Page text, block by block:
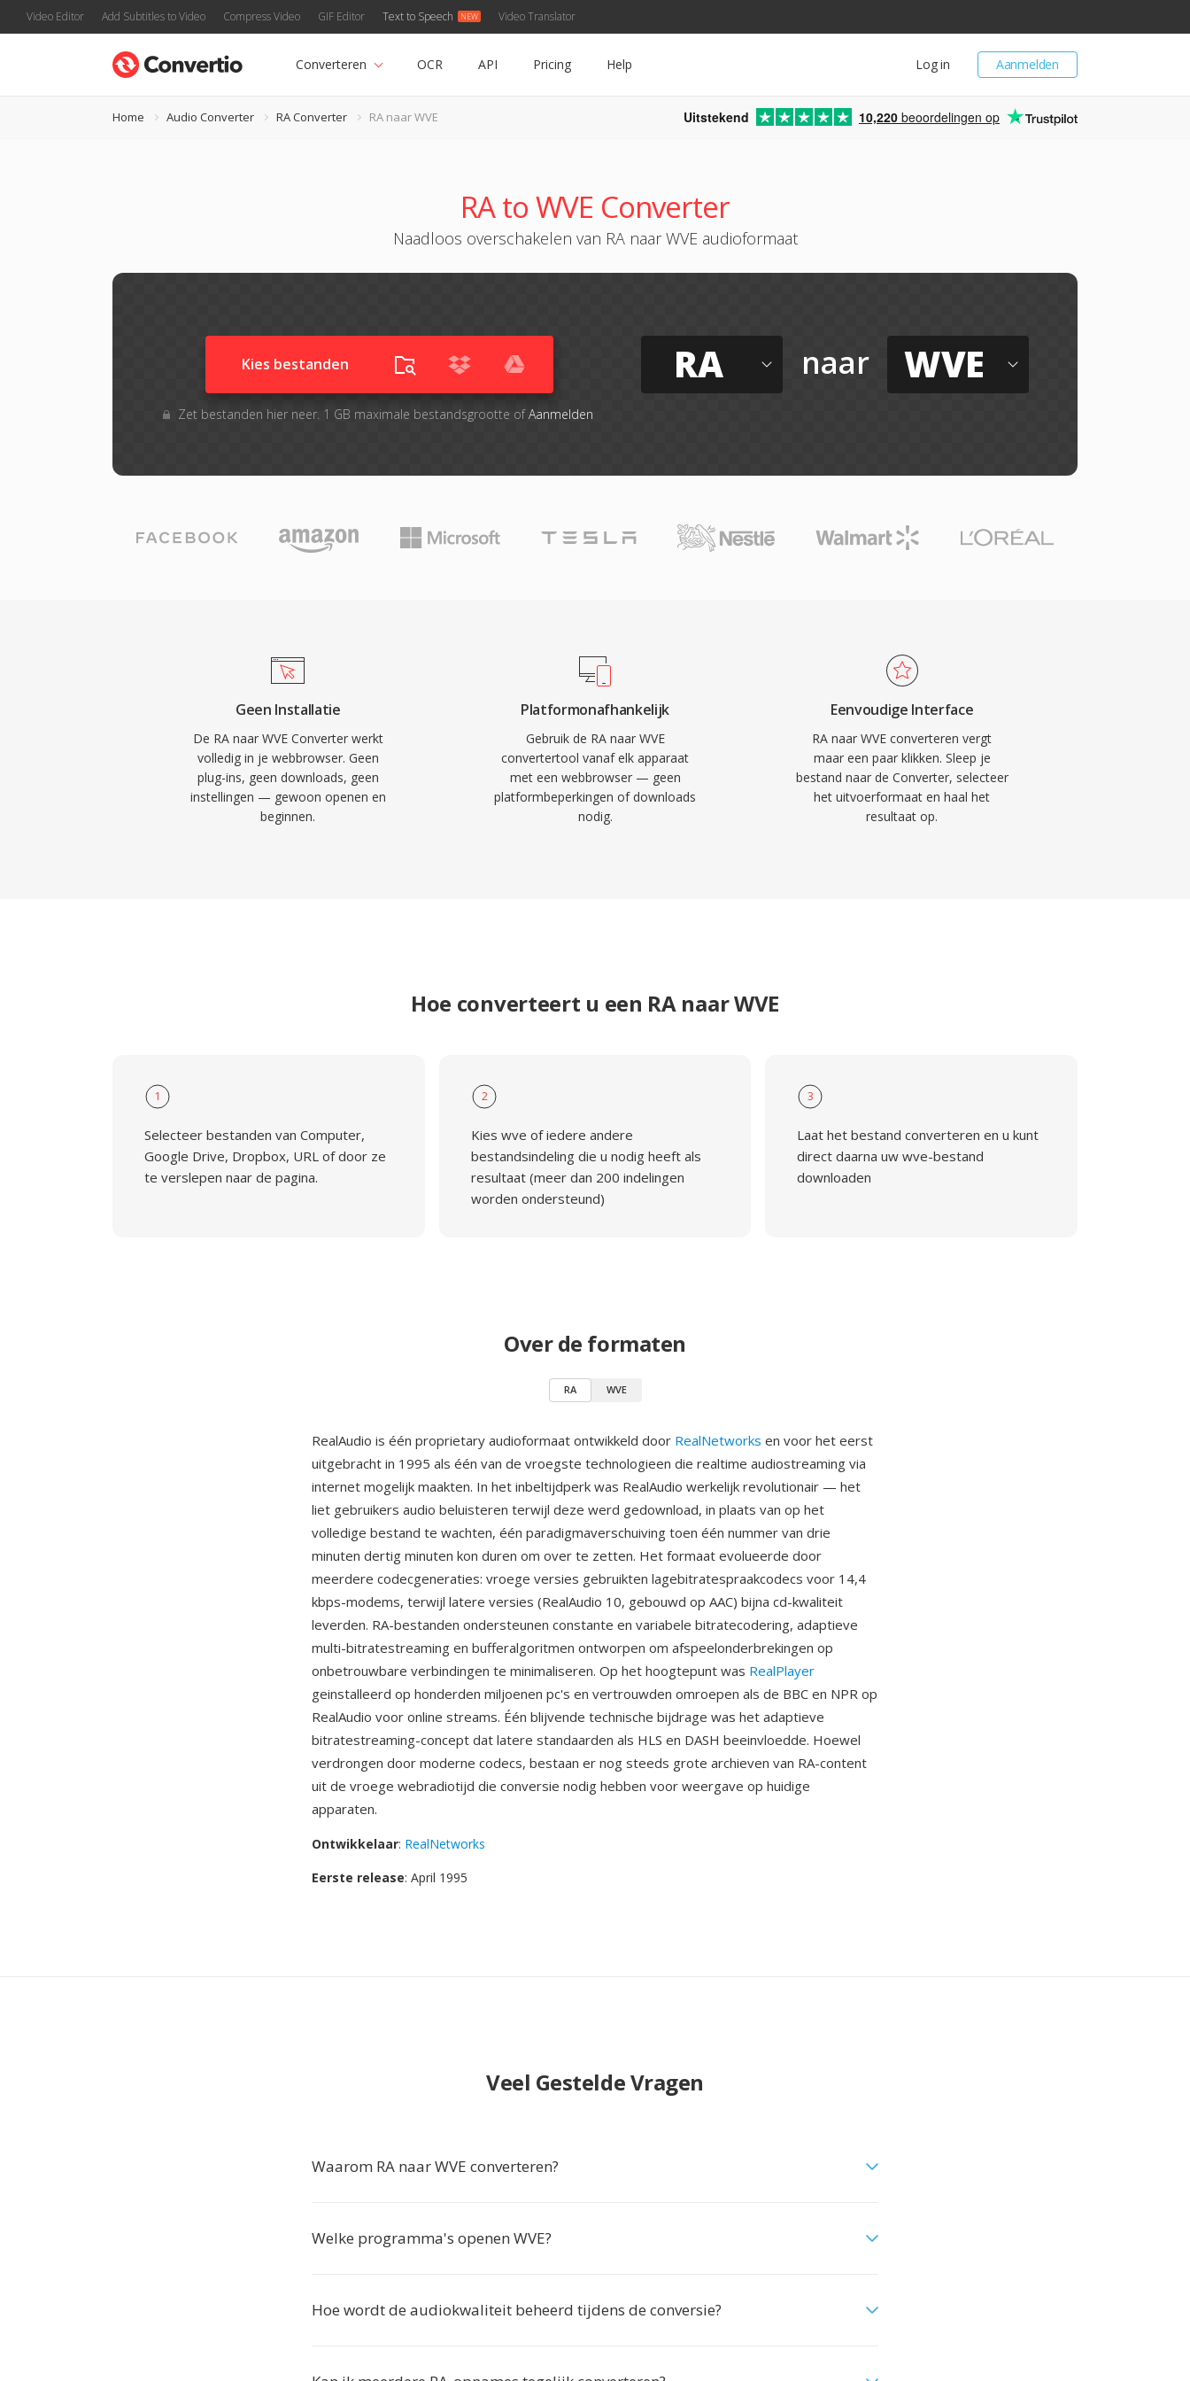
Video Editor Add Subtitles to Video Compress Video GIF Editor Text to Speech Video Translator
Aanmelden
Log in
Converteren OCR API Pricing Help
Home Audio Converter RA Converter RA naar WVE Uitstekend 10,220 beoordelingen op
RA to WVE Converter
Naadloos overschakelen van RA naar WVE audioformaat
Kies bestanden
Zet bestanden hier neer. 1 GB maximale bestandsgrootte ofAanmelden
RA naar WVE
Geen Installatie
De RA naar WVE Converter werkt
volledig in je webbrowser. Geen
plug-ins, geen downloads, geen
instellingen — gewoon openen en
beginnen.
Platformonafhankelijk
Gebruik de RA naar WVE
convertertool vanaf elk apparaat
met een webbrowser — geen
platformbeperkingen of downloads
nodig.
Eenvoudige Interface
RA naar WVE converteren vergt
maar een paar klikken. Sleep je
bestand naar de Converter, selecteer
het uitvoerformaat en haal het
resultaat op.
Hoe converteert u een RA naar WVE
1
Selecteer bestanden van Computer,
Google Drive, Dropbox, URL of door ze
te verslepen naar de pagina.
2
Kies wve of iedere andere
bestandsindeling die u nodig heeft als
resultaat (meer dan 200 indelingen
worden ondersteund)
3
Laat het bestand converteren en u kunt
direct daarna uw wve-bestand
downloaden
Over de formaten
RA WVE
RealAudio is één proprietary audioformaat ontwikkeld door RealNetworks en voor het eerst
uitgebracht in 1995 als één van de vroegste technologieen die realtime audiostreaming via
internet mogelijk maakten. In het inbeltijdperk was RealAudio werkelijk revolutionair — het
liet gebruikers audio beluisteren terwijl deze werd gedownload, in plaats van op het
volledige bestand te wachten, één paradigmaverschuiving toen één nummer van drie
minuten dertig minuten kon duren om over te zetten. Het formaat evolueerde door
meerdere codecgeneraties: vroege versies gebruikten lagebitratespraakcodecs voor 14,4
kbps-modems, terwijl latere versies (RealAudio 10, gebouwd op AAC) bijna cd-kwaliteit
leverden. RA-bestanden ondersteunen constante en variabele bitratecodering, adaptieve
multi-bitratestreaming en bufferalgoritmen ontworpen om afspeelonderbrekingen op
onbetrouwbare verbindingen te minimaliseren. Op het hoogtepunt was RealPlayer
geinstalleerd op honderden miljoenen pc's en vertrouwden omroepen als de BBC en NPR op
RealAudio voor online streams. Één blijvende technische bijdrage was het adaptieve
bitratestreaming-concept dat latere standaarden als HLS en DASH beeinvloedde. Hoewel
verdrongen door moderne codecs, bestaan er nog steeds grote archieven van RA-content
uit de vroege webradiotijd die conversie nodig hebben voor weergave op huidige
apparaten.
Ontwikkelaar: RealNetworks
Eerste release: April 1995
Veel Gestelde Vragen
Waarom RA naar WVE converteren?
Welke programma's openen WVE?
Hoe wordt de audiokwaliteit beheerd tijdens de conversie?